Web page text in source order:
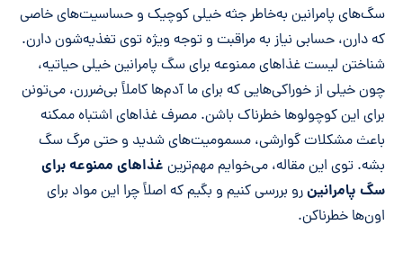
خلاصه مقاله
سگ‌های پامرانین به‌خاطر جثه خیلی کوچیک و حساسیت‌های خاصی
که دارن، حسابی نیاز به مراقبت و توجه ویژه‌ توی تغذیه‌شون دارن.
شناختن لیست غذاهای ممنوعه برای سگ پامرانین خیلی حیاتیه،
چون خیلی از خوراکی‌هایی که برای ما آدم‌ها کاملاً بی‌ضررن، می‌تونن
برای این کوچولوها خطرناک باشن. مصرف غذاهای اشتباه ممکنه
باعث مشکلات گوارشی، مسمومیت‌های شدید و حتی مرگ سگ
بشه. توی این مقاله، می‌خوایم مهم‌ترین غذاهای ممنوعه برای
سگ پامرانینرو بررسی کنیم و بگیم که اصلاً چرا این مواد برای
اون‌ها خطرناکن.